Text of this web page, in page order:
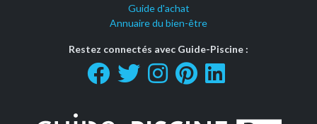
Guide d'achat
Annuaire du bien-être
Restez connectés avec Guide-Piscine :